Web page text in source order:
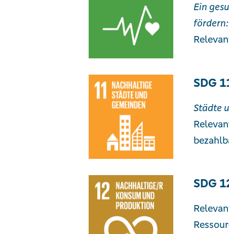
Ein
fördern:
SDG
Städte
SDG